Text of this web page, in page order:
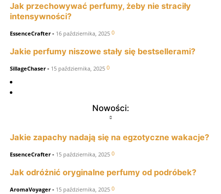
Jak przechowywać perfumy, żeby nie straciły
intensywności?
EssenceCrafter - 16 października, 2025 0
Jakie perfumy niszowe stały się bestsellerami?
SillageChaser - 15 października, 2025 0
Nowości:
Jakie zapachy nadają się na egzotyczne wakacje?
EssenceCrafter - 15 października, 2025 0
Jak odróżnić oryginalne perfumy od podróbek?
AromaVoyager - 15 października, 2025 0